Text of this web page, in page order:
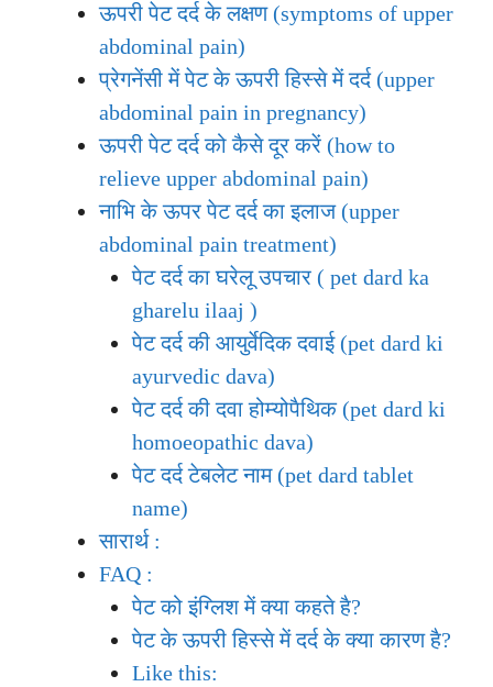
ऊपरी पेट दर्द के लक्षण (symptoms of upper
abdominal pain)
प्रेगनेंसी में पेट के ऊपरी हिस्से में दर्द (upper
abdominal pain in pregnancy)
ऊपरी पेट दर्द को कैसे दूर करें (how to
relieve upper abdominal pain)
नाभि के ऊपर पेट दर्द का इलाज (upper
abdominal pain treatment)
पेट दर्द का घरेलू उपचार ( pet dard ka
gharelu ilaaj )
पेट दर्द की आयुर्वेदिक दवाई (pet dard ki
ayurvedic dava)
पेट दर्द की दवा होम्योपैथिक (pet dard ki
homoeopathic dava)
पेट दर्द टेबलेट नाम (pet dard tablet
name)
सारार्थ :
FAQ :
पेट को इंग्लिश में क्या कहते है?
पेट के ऊपरी हिस्से में दर्द के क्या कारण है?
Like this: